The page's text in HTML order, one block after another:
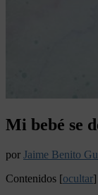
Mi bebé se
por Jaime Benito
Contenidos [ocultar]